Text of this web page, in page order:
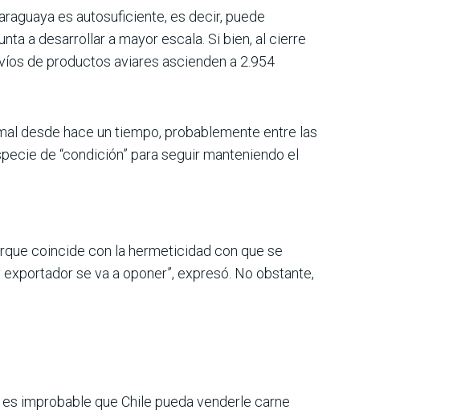
es autosuficiente, es decir, puede
a desarrollar a mayor escala. Si bien, al cie­rre
de productos aviares ascien­den a 2.954
desde hace un tiempo, proba­blemente entre las
de “condición” para seguir manteniendo el
coincide con la hermeticidad con que se
se va a oponer”, expresó. No obstante,
impro­bable que Chile pueda venderle carne